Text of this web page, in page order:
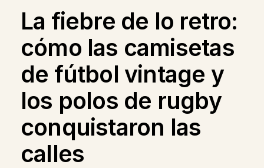
La fiebre de lo retro:
cómo las camisetas
de fútbol vintage y
los polos de rugby
conquistaron las
calles